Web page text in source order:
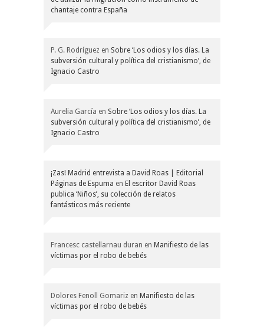
chantaje contra España
P. G. Rodríguez en Sobre ‘Los odios y los días. La
subversión cultural y política del cristianismo’, de
Ignacio Castro
Aurelia García en Sobre ‘Los odios y los días. La
subversión cultural y política del cristianismo’, de
Ignacio Castro
¡Zas! Madrid entrevista a David Roas | Editorial
Páginas de Espuma en El escritor David Roas
publica ‘Niños’, su colección de relatos
fantásticos más reciente
Francesc castellarnau duran en Manifiesto de las
víctimas por el robo de bebés
Dolores Fenoll Gomariz en Manifiesto de las
víctimas por el robo de bebés